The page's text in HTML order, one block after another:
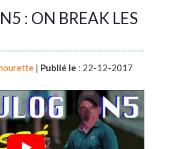
: ON BREAK LES
| Publié le : 22-12-2017